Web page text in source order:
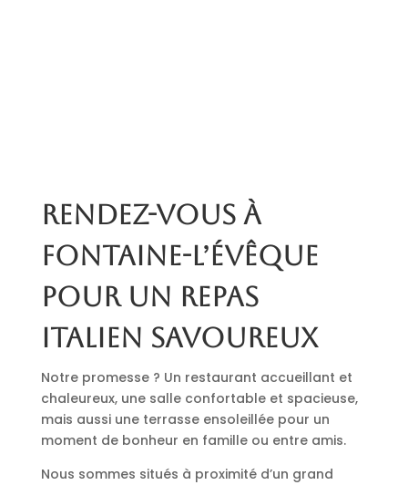
Rendez-vous à
Fontaine-l’Évêque
pour un repas
italien savoureux
Notre promesse ? Un restaurant accueillant et
chaleureux, une salle confortable et spacieuse,
mais aussi une terrasse ensoleillée pour un
moment de bonheur en famille ou entre amis.
Nous sommes situés à proximité d’un grand